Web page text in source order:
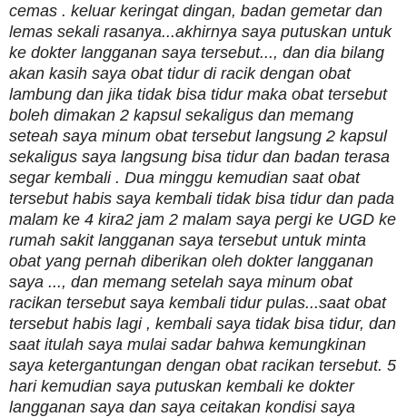
cemas . keluar keringat dingan, badan gemetar dan
lemas sekali rasanya...akhirnya saya putuskan untuk
ke dokter langganan saya tersebut..., dan dia bilang
akan kasih saya obat tidur di racik dengan obat
lambung dan jika tidak bisa tidur maka obat tersebut
boleh dimakan 2 kapsul sekaligus dan memang
seteah saya minum obat tersebut langsung 2 kapsul
sekaligus saya langsung bisa tidur dan badan terasa
segar kembali . Dua minggu kemudian saat obat
tersebut habis saya kembali tidak bisa tidur dan pada
malam ke 4 kira2 jam 2 malam saya pergi ke UGD ke
rumah sakit langganan saya tersebut untuk minta
obat yang pernah diberikan oleh dokter langganan
saya ..., dan memang setelah saya minum obat
racikan tersebut saya kembali tidur pulas...saat obat
tersebut habis lagi , kembali saya tidak bisa tidur, dan
saat itulah saya mulai sadar bahwa kemungkinan
saya ketergantungan dengan obat racikan tersebut. 5
hari kemudian saya putuskan kembali ke dokter
langganan saya dan saya ceitakan kondisi saya